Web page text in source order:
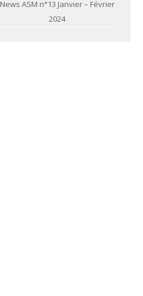
News ASM n°13 Janvier – Février
2024